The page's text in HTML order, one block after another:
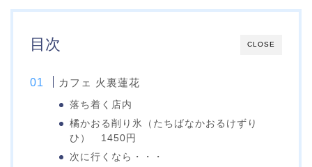
CLOSE
目次
カフェ 火裏蓮花
落ち着く店内
橘かおる削り氷（たちばなかおるけずり
ひ） 1450円
次に行くなら・・・